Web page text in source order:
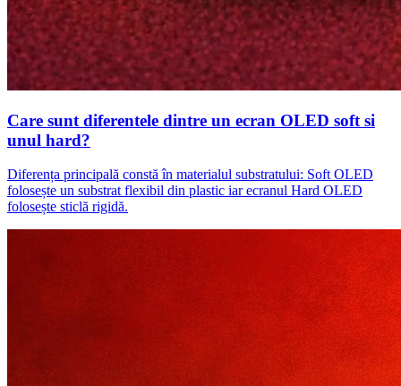
Care sunt diferentele dintre un ecran OLED soft si
unul hard?
Diferența principală constă în materialul substratului: Soft OLED
folosește un substrat flexibil din plastic iar ecranul Hard OLED
folosește sticlă rigidă.